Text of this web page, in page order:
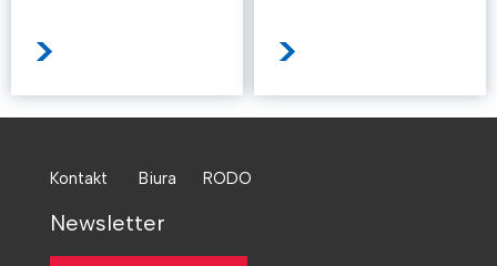
> >
Kontakt Biura RODO
Newsletter